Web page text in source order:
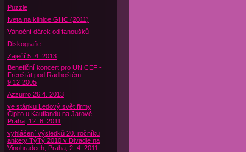
Puzzle
Iveta na klinice GHC (2011)
Vánoční dárek od fanoušků
Diskografie
Zaječí 5. 4. 2013
Benefiční koncert pro UNICEF -
Frenštát pod Radhoštěm
9.12.2005
Azzurro 26.4. 2013
ve stánku Ledový svět firmy
Čipito u Kauflandu na Jarově,
Praha, 12. 6. 2011
vyhlášení výsledků 20. ročníku
ankety TýTý 2010 v Divadle na
Vinohradech, Praha, 2. 4. 2011